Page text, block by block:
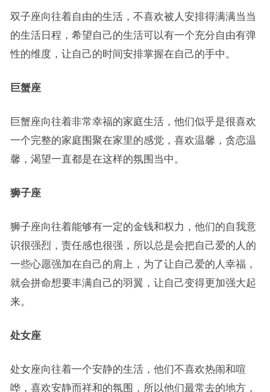
双子座向往着自由的生活，不喜欢被人安排得满满当当
的生活日程，希望自己的生活可以有一个充分自由有弹
性的维度，让自己的时间安排掌握在自己的手中。
巨蟹座
巨蟹座向往着非常幸福的家庭生活，他们似乎是很喜欢
一个完整的家庭围聚在家里的感觉，喜欢温馨，贪恋温
馨，渴望一直都是在这样的氛围当中。
狮子座
狮子座向往着能够有一定的金钱和权力，他们的自我意
识很强烈，责任感也很强，所以总是会把自己爱的人的
一些心愿强加在自己的肩上，为了让自己爱的人幸福，
就会拼命想要丰满自己的羽翼，让自己变得更加强大起
来。
处女座
处女座向往着一个安静的生活，他们不喜欢热闹和喧
哗，喜欢安静而祥和的氛围，所以他们最常去的地方，